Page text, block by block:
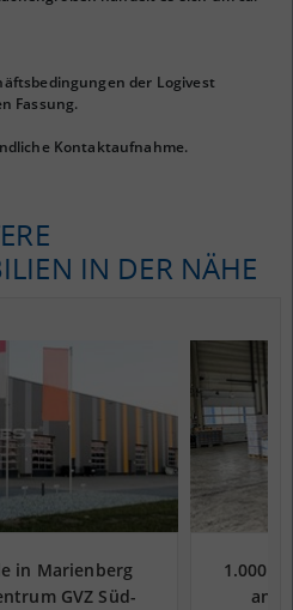
der Logivest
Fassung.
Kontaktaufnahme.
IN DER NÄHE
in Marienberg
GVZ Süd-
1.000
an